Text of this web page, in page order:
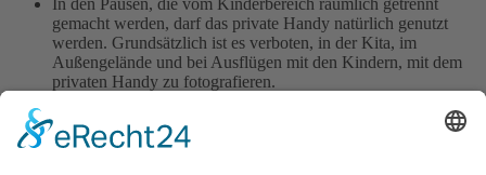
gemacht werden, darf das private Handy natürlich genutzt
werden. Grundsätzlich ist es verboten, in der Kita, im
Außengelände und bei Ausflügen mit den Kindern, mit dem
privaten Handy zu fotografieren.
Leitung möglich, zum Beispiel, wenn ein wichtiger Anruf
erwartet wird oder minderjährige Kinder in nicht gesicherter